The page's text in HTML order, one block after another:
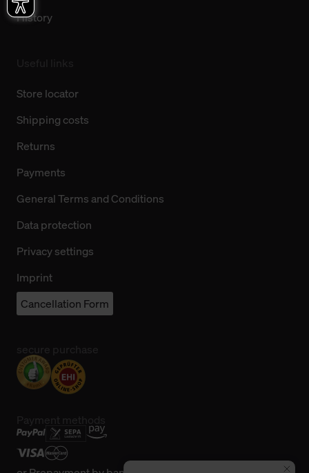
History
Store locator
Shipping costs
Returns
Payments
General Terms and Conditions
Data protection
Privacy settings
Imprint
Cancellation Form